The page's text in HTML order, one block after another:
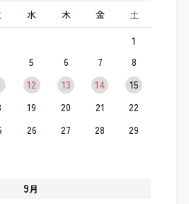
水 木 金 土
1
5 6 7
8
12 13 14
15
19 20 21
22
26 27 28
29
9月